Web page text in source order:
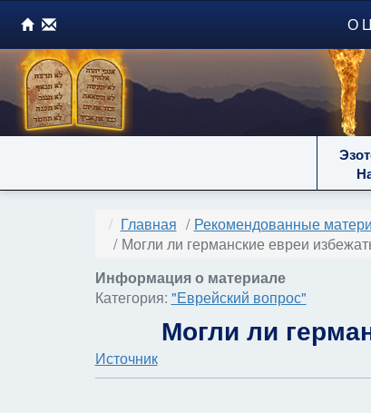
О
Главная Рекомендованные
Могли ли германские евреи
Информация о материале
Категория: "Еврейский вопрос"
Могли ли
Источник